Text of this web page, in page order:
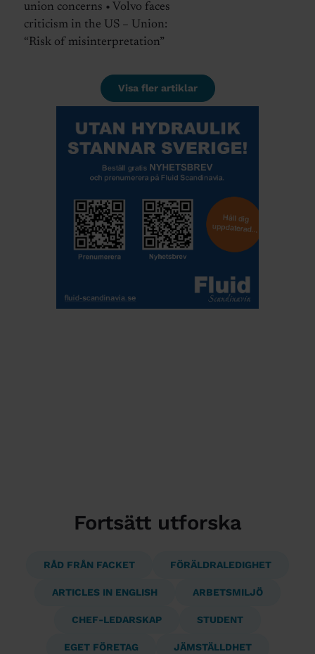
union concerns • Volvo faces
criticism in the US – Union:
“Risk of misinterpretation”
Visa fler artiklar
Fortsätt utforska
RÅD FRÅN FACKET FÖRÄLDRALEDIGHET
ARTICLES IN ENGLISH ARBETSMILJÖ
CHEF-LEDARSKAP STUDENT
EGET FÖRETAG JÄMSTÄLLDHET